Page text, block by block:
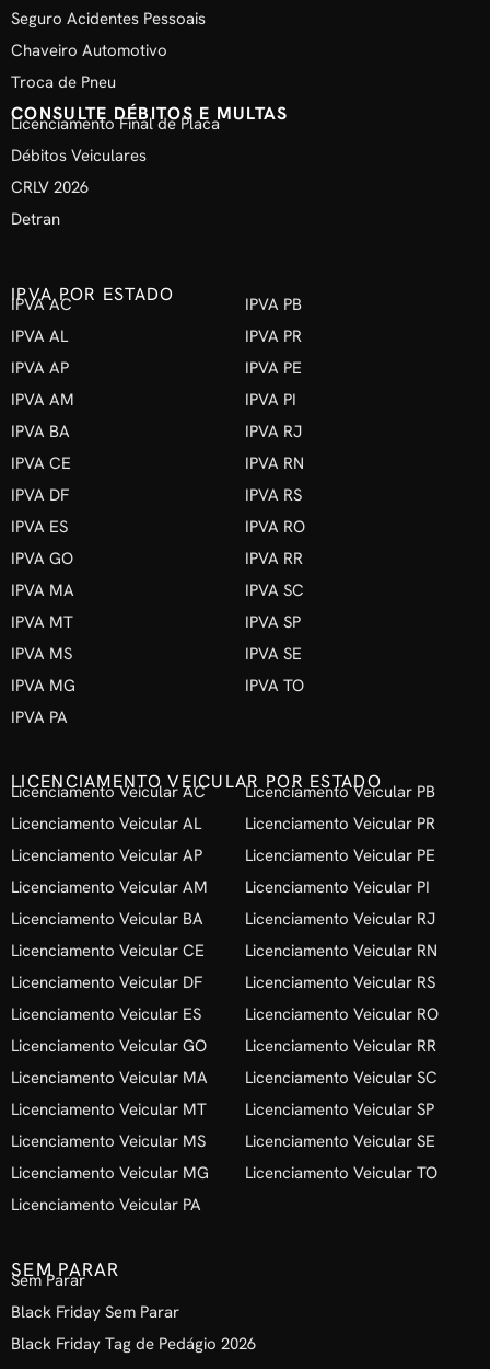
Seguro Acidentes Pessoais
Chaveiro Automotivo
Troca de Pneu
CONSULTE DÉBITOS E MULTAS
Licenciamento Final de Placa
Débitos Veiculares
CRLV 2026
Detran
IPVA POR ESTADO
IPVA AC
IPVA AL
IPVA AP
IPVA AM
IPVA BA
IPVA CE
IPVA DF
IPVA ES
IPVA GO
IPVA MA
IPVA MT
IPVA MS
IPVA MG
IPVA PA
IPVA PB
IPVA PR
IPVA PE
IPVA PI
IPVA RJ
IPVA RN
IPVA RS
IPVA RO
IPVA RR
IPVA SC
IPVA SP
IPVA SE
IPVA TO
LICENCIAMENTO VEICULAR POR ESTADO
Licenciamento Veicular AC
Licenciamento Veicular AL
Licenciamento Veicular AP
Licenciamento Veicular AM
Licenciamento Veicular BA
Licenciamento Veicular CE
Licenciamento Veicular DF
Licenciamento Veicular ES
Licenciamento Veicular GO
Licenciamento Veicular MA
Licenciamento Veicular MT
Licenciamento Veicular MS
Licenciamento Veicular MG
Licenciamento Veicular PA
Licenciamento Veicular PB
Licenciamento Veicular PR
Licenciamento Veicular PE
Licenciamento Veicular PI
Licenciamento Veicular RJ
Licenciamento Veicular RN
Licenciamento Veicular RS
Licenciamento Veicular RO
Licenciamento Veicular RR
Licenciamento Veicular SC
Licenciamento Veicular SP
Licenciamento Veicular SE
Licenciamento Veicular TO
SEM PARAR
Sem Parar
Black Friday Sem Parar
Black Friday Tag de Pedágio 2026